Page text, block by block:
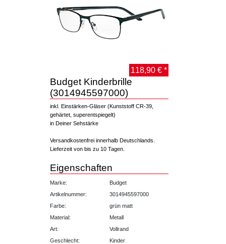
118,90 € *
Budget Kinderbrille
(3014945597000)
inkl. Einstärken-Gläser (Kunststoff CR-39,
gehärtet, superentspiegelt)
in Deiner Sehstärke
Versandkostenfrei innerhalb Deutschlands.
Lieferzeit von bis zu 10 Tagen.
Eigenschaften
Marke:
Budget
Artikelnummer:
3014945597000
Farbe:
grün matt
Material:
Metall
Art:
Vollrand
Geschlecht:
Kinder